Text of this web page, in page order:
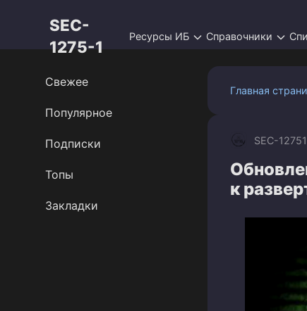
SEC-
1275-1
Ресурсы ИБ Справочники
Главная
SEC-1275
к
Свежее
Популярное
Подписки
Топы
Закладки